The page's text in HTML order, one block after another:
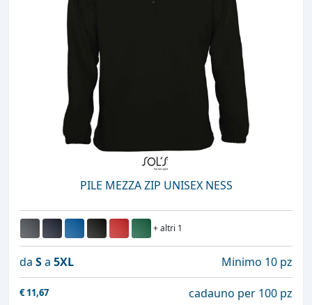
PILE MEZZA ZIP UNISEX NESS
+ altri 1
da Sa 5XL Minimo 10 pz
€ 11,67
cadauno per 100 pz